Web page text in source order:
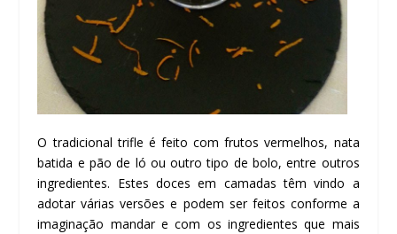
O tradicional trifle é feito com frutos vermelhos, nata
batida e pão de ló ou outro tipo de bolo, entre outros
ingredientes. Estes doces em camadas têm vindo a
adotar várias versões e podem ser feitos conforme a
imaginação mandar e com os ingredientes que mais